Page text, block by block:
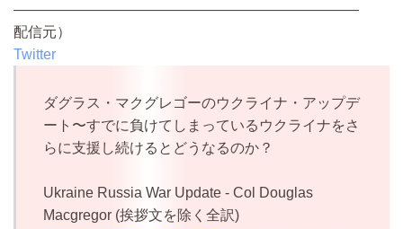
————————————————————————
配信元）
Twitter
ダグラス・マクグレゴーのウクライナ・アップデ
ート〜すでに負けてしまっているウクライナをさ
らに支援し続けるとどうなるのか？
Ukraine Russia War Update - Col Douglas
Macgregor (挨拶文を除く全訳)